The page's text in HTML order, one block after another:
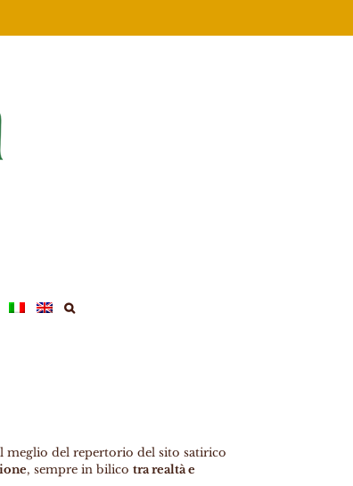
meglio del repertorio del sito satirico
, sempre in bilico tra realtà e